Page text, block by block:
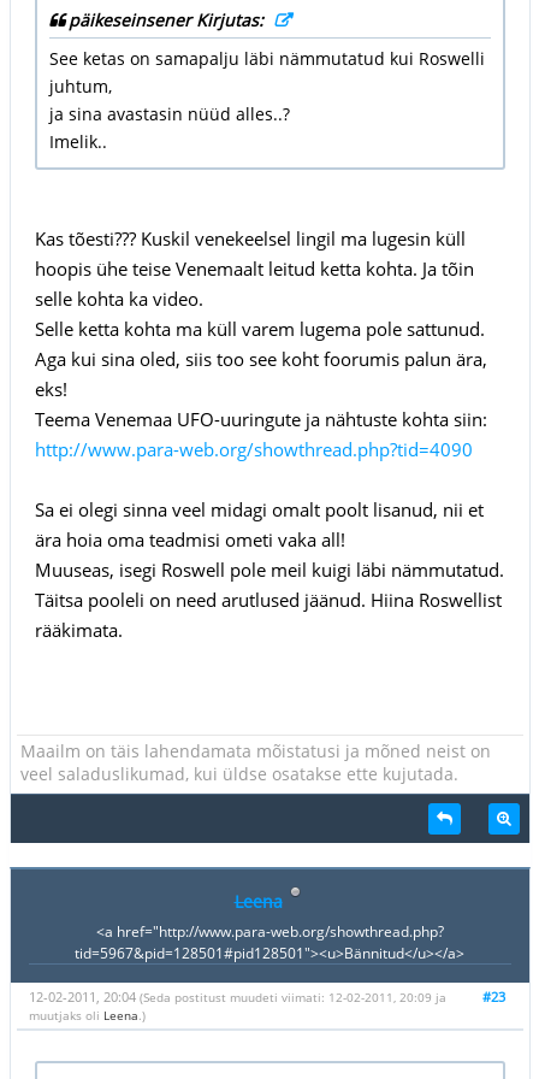
päikeseinsener Kirjutas:
See ketas on samapalju läbi nämmutatud kui Roswelli
juhtum,
ja sina avastasin nüüd alles..?
Imelik..
Kas tõesti??? Kuskil venekeelsel lingil ma lugesin küll
hoopis ühe teise Venemaalt leitud ketta kohta. Ja tõin
selle kohta ka video.
Selle ketta kohta ma küll varem lugema pole sattunud.
Aga kui sina oled, siis too see koht foorumis palun ära,
eks!
Teema Venemaa UFO-uuringute ja nähtuste kohta siin:
http://www.para-web.org/showthread.php?tid=4090
Sa ei olegi sinna veel midagi omalt poolt lisanud, nii et
ära hoia oma teadmisi ometi vaka all!
Muuseas, isegi Roswell pole meil kuigi läbi nämmutatud.
Täitsa pooleli on need arutlused jäänud. Hiina Roswellist
rääkimata.
Maailm on täis lahendamata mõistatusi ja mõned neist on
veel saladuslikumad, kui üldse osatakse ette kujutada.
Leena
<a href="http://www.para-web.org/showthread.php?
tid=5967&pid=128501#pid128501"><u>Bännitud</u></a>
#23
12-02-2011, 20:04 (Seda postitust muudeti viimati: 12-02-2011, 20:09 ja
muutjaks oli Leena .)